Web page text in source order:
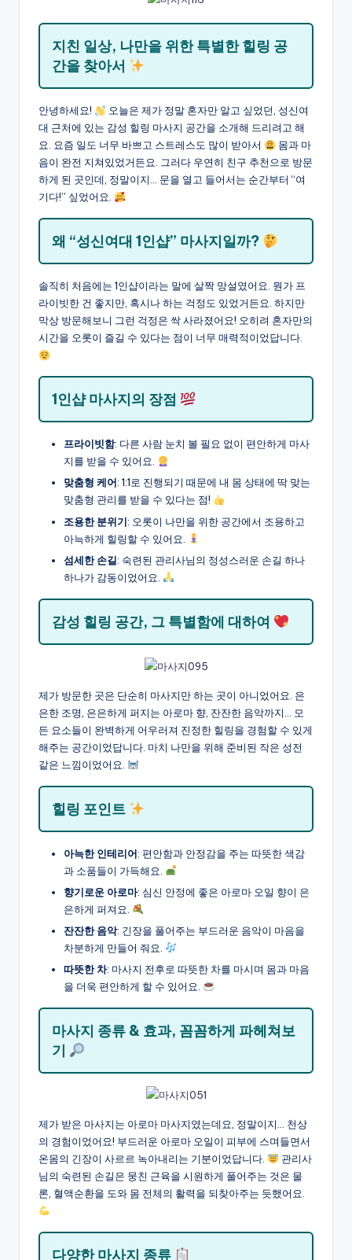
지친 일상, 나만을 위한 특별한 힐링 공
간을 찾아서
안녕하세요!
오늘은 제가 정말 혼자만 알고 싶었던, 성신여
대 근처에 있는 감성 힐링 마사지 공간을 소개해 드리려고 해
요. 요즘 일도 너무 바쁘고 스트레스도 많이 받아서
몸과 마
음이 완전 지쳐있었거든요. 그러다 우연히 친구 추천으로 방문
하게 된 곳인데, 정말이지… 문을 열고 들어서는 순간부터 “여
기다!” 싶었어요.
왜 “성신여대 1인샵” 마사지일까?
솔직히 처음에는 1인샵이라는 말에 살짝 망설였어요. 뭔가 프
라이빗한 건 좋지만, 혹시나 하는 걱정도 있었거든요. 하지만
막상 방문해보니 그런 걱정은 싹 사라졌어요! 오히려 혼자만의
시간을 오롯이 즐길 수 있다는 점이 너무 매력적이었답니다.
1인샵 마사지의 장점
프라이빗함: 다른 사람 눈치 볼 필요 없이 편안하게 마사
지를 받을 수 있어요.
맞춤형 케어: 1:1로 진행되기 때문에 내 몸 상태에 딱 맞는
맞춤형 관리를 받을 수 있다는 점!
조용한 분위기: 오롯이 나만을 위한 공간에서 조용하고
아늑하게 힐링할 수 있어요.
섬세한 손길: 숙련된 관리사님의 정성스러운 손길 하나
하나가 감동이었어요.
감성 힐링 공간, 그 특별함에 대하여
제가 방문한 곳은 단순히 마사지만 하는 곳이 아니었어요. 은
은한 조명, 은은하게 퍼지는 아로마 향, 잔잔한 음악까지… 모
든 요소들이 완벽하게 어우러져 진정한 힐링을 경험할 수 있게
해주는 공간이었답니다. 마치 나만을 위해 준비된 작은 성전
같은 느낌이었어요.
힐링 포인트
아늑한 인테리어: 편안함과 안정감을 주는 따뜻한 색감
과 소품들이 가득해요.
향기로운 아로마: 심신 안정에 좋은 아로마 오일 향이 은
은하게 퍼져요.
잔잔한 음악: 긴장을 풀어주는 부드러운 음악이 마음을
차분하게 만들어 줘요.
따뜻한 차: 마사지 전후로 따뜻한 차를 마시며 몸과 마음
을 더욱 편안하게 할 수 있어요.
마사지 종류 & 효과, 꼼꼼하게 파헤쳐보
기
제가 받은 마사지는 아로마 마사지였는데요, 정말이지… 천상
의 경험이었어요! 부드러운 아로마 오일이 피부에 스며들면서
온몸의 긴장이 사르르 녹아내리는 기분이었답니다.
관리사
님의 숙련된 손길은 뭉친 근육을 시원하게 풀어주는 것은 물
론, 혈액순환을 도와 몸 전체의 활력을 되찾아주는 듯했어요.
다양한 마사지 종류